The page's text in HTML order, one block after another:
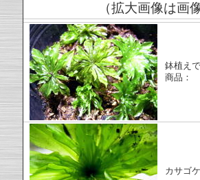
（拡大画像は画
鉢植え
商品：
カサゴ